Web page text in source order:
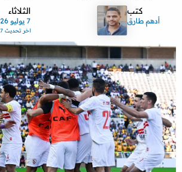
كتب
أدهم طارق
الثلاثاء
7 يوليو 2026 ,11:13 ص
اخر تحديث7 يوليو 2026 ,11:26 ص